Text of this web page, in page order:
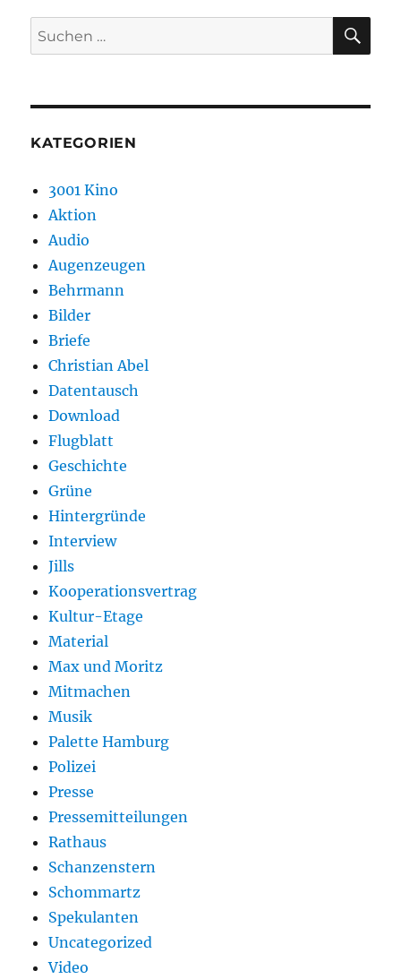
Suchen
nach:
KATEGORIEN
3001 Kino
Aktion
Audio
Augenzeugen
Behrmann
Bilder
Briefe
Christian Abel
Datentausch
Download
Flugblatt
Geschichte
Grüne
Hintergründe
Interview
Jills
Kooperationsvertrag
Kultur-Etage
Material
Max und Moritz
Mitmachen
Musik
Palette Hamburg
Polizei
Presse
Pressemitteilungen
Rathaus
Schanzenstern
Schommartz
Spekulanten
Uncategorized
Video